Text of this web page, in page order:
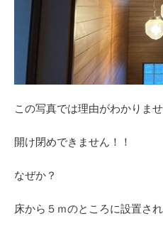
この写真では理由がわかりま
開け閉めできません！！
なぜか？
床から５ｍのところに設置さ